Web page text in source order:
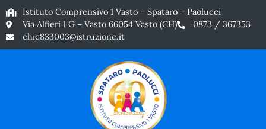
Istituto Comprensivo 1 Vasto – Spataro – Paolucci
Via Alfieri 1 G – Vasto 66054 Vasto (CH)
0873 / 367353
chic833003@istruzione.it